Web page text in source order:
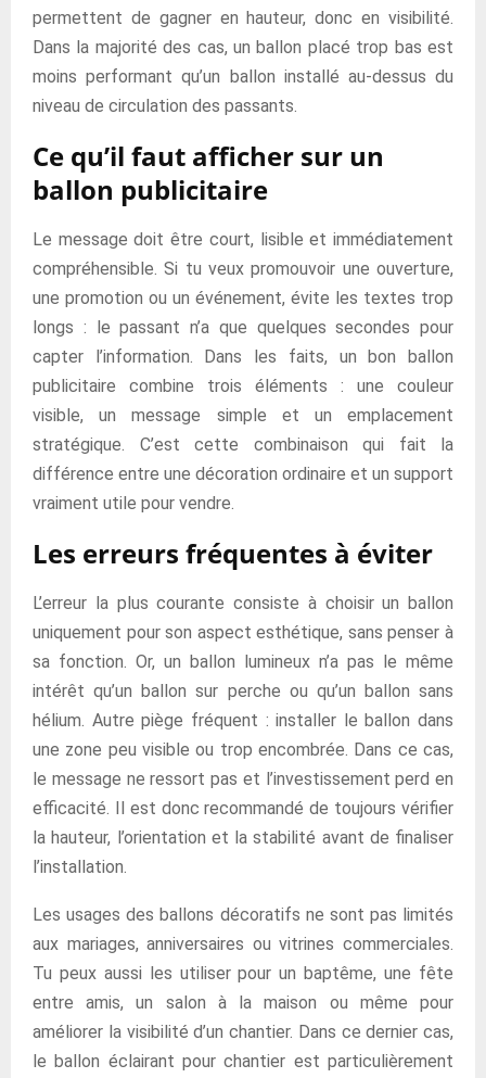
permettent de gagner en hauteur, donc en visibilité.
Dans la majorité des cas, un ballon placé trop bas est
moins performant qu’un ballon installé au-dessus du
niveau de circulation des passants.
Ce qu’il faut afficher sur un
ballon publicitaire
Le message doit être court, lisible et immédiatement
compréhensible. Si tu veux promouvoir une ouverture,
une promotion ou un événement, évite les textes trop
longs : le passant n’a que quelques secondes pour
capter l’information. Dans les faits, un bon ballon
publicitaire combine trois éléments : une couleur
visible, un message simple et un emplacement
stratégique. C’est cette combinaison qui fait la
différence entre une décoration ordinaire et un support
vraiment utile pour vendre.
Les erreurs fréquentes à éviter
L’erreur la plus courante consiste à choisir un ballon
uniquement pour son aspect esthétique, sans penser à
sa fonction. Or, un ballon lumineux n’a pas le même
intérêt qu’un ballon sur perche ou qu’un ballon sans
hélium. Autre piège fréquent : installer le ballon dans
une zone peu visible ou trop encombrée. Dans ce cas,
le message ne ressort pas et l’investissement perd en
efficacité. Il est donc recommandé de toujours vérifier
la hauteur, l’orientation et la stabilité avant de finaliser
l’installation.
Les usages des ballons décoratifs ne sont pas limités
aux mariages, anniversaires ou vitrines commerciales.
Tu peux aussi les utiliser pour un baptême, une fête
entre amis, un salon à la maison ou même pour
améliorer la visibilité d’un chantier. Dans ce dernier cas,
le ballon éclairant pour chantier est particulièrement